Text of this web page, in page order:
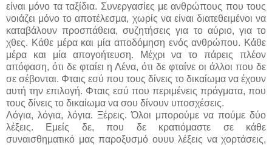
είναι μόνο τα ταξίδια. Συνεργασίες με ανθρώπους που τους
νοιάζει μόνο το αποτέλεσμα, χωρίς να είναι διατεθειμένοι να
καταβάλουν προσπάθεια, συζητήσεις για το αύριο, για το
χθες. Κάθε μέρα και μία αποδόμηση ενός ανθρώπου. Κάθε
μέρα και μία απογοήτευση. Μέχρι να το πάρεις πλέον
απόφαση, ότι δε φταίει η Λένα, ότι δε φταίνε οι άλλοι που δε
σε σέβονται. Φταις εσύ που τους δίνεις το δικαίωμα να έχουν
αυτή την επιλογή. Φταις εσύ που περιμένεις πράγματα, που
τους δίνεις το δικαίωμα να σου δίνουν υποσχέσεις.
Λόγια, λόγια, λόγια. Ξέρεις. Όλοι μπορούμε να πούμε δύο
λέξεις. Εμείς δε, που δε κρατιόμαστε σε κάθε
συναισθηματικό μας παροξυσμό ουυυ λέξεις να χορτάσεις,